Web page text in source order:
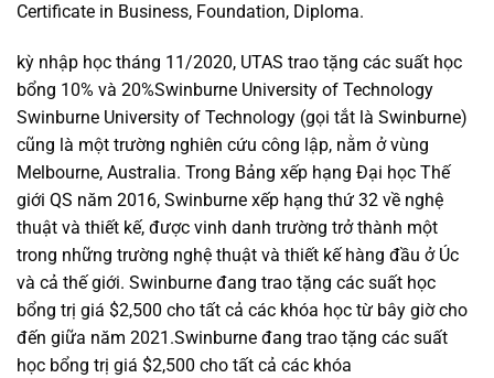
Certificate in Business, Foundation, Diploma.
kỳ nhập học tháng 11/2020, UTAS trao tặng các suất học
bổng 10% và 20%Swinburne University of Technology
Swinburne University of Technology (gọi tắt là Swinburne)
cũng là một trường nghiên cứu công lập, nằm ở vùng
Melbourne, Australia. Trong Bảng xếp hạng Đại học Thế
giới QS năm 2016, Swinburne xếp hạng thứ 32 về nghệ
thuật và thiết kế, được vinh danh trường trở thành một
trong những trường nghệ thuật và thiết kế hàng đầu ở Úc
và cả thế giới. Swinburne đang trao tặng các suất học
bổng trị giá $2,500 cho tất cả các khóa học từ bây giờ cho
đến giữa năm 2021.Swinburne đang trao tặng các suất
học bổng trị giá $2,500 cho tất cả các khóa